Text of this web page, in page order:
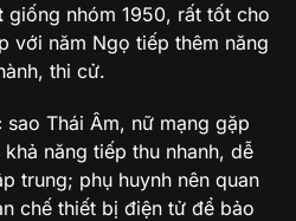
giống nhóm 1950, rất tốt cho
với năm Ngọ tiếp thêm năng
thi cử.
Thái Âm, nữ mạng gặp
năng tiếp thu nhanh, dễ
trung; phụ huynh nên quan
chế thiết bị điện tử để bảo